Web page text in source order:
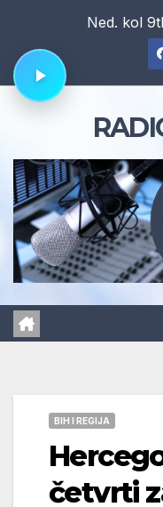
content
Ned. kol
BIH I REGIJA
četvrti